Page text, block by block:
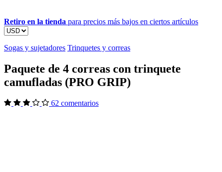
Retiro en la tienda para precios más bajos en ciertos artículos
Sogas y sujetadores Trinquetes y correas
Paquete de 4 correas con trinquete
camufladas (PRO GRIP)
62 comentarios